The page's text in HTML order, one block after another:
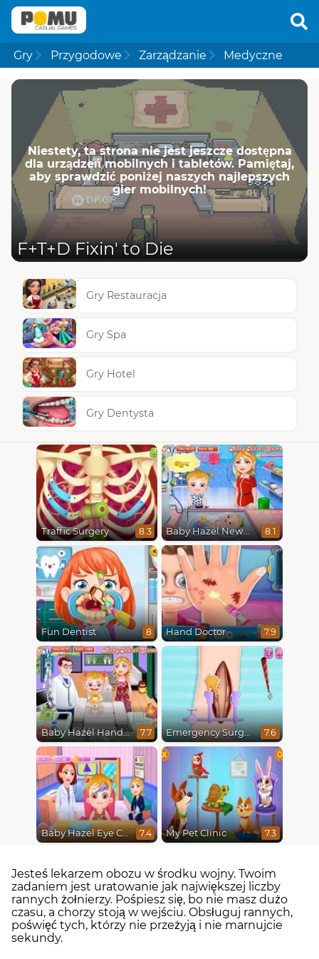
Gry Przygodowe Zarządzanie Medyczne
Niestety, ta strona nie jest jeszcze dostępna
dla urządzeń mobilnych i tabletów. Pamiętaj,
aby sprawdzić poniżej naszych najlepszych
gier mobilnych!
F+T+D Fixin' to Die
Gry Restauracja
Gry Spa
Gry Hotel
Gry Dentysta
Traffic Surgery 8.3 Baby Hazel Newborn Vaccination 8.1
Fun Dentist 8 Hand Doctor 7.9
Baby Hazel Hand Fracture 7.7 Emergency Surgery 7.6
Baby Hazel Eye Care 7.4 My Pet Clinic 7.3
Jesteś lekarzem obozu w środku wojny. Twoim
zadaniem jest uratowanie jak największej liczby
rannych żołnierzy. Pośpiesz się, bo nie masz dużo
czasu, a chorzy stoją w wejściu. Obsługuj rannych,
poświęć tych, którzy nie przeżyją i nie marnujcie
sekundy.